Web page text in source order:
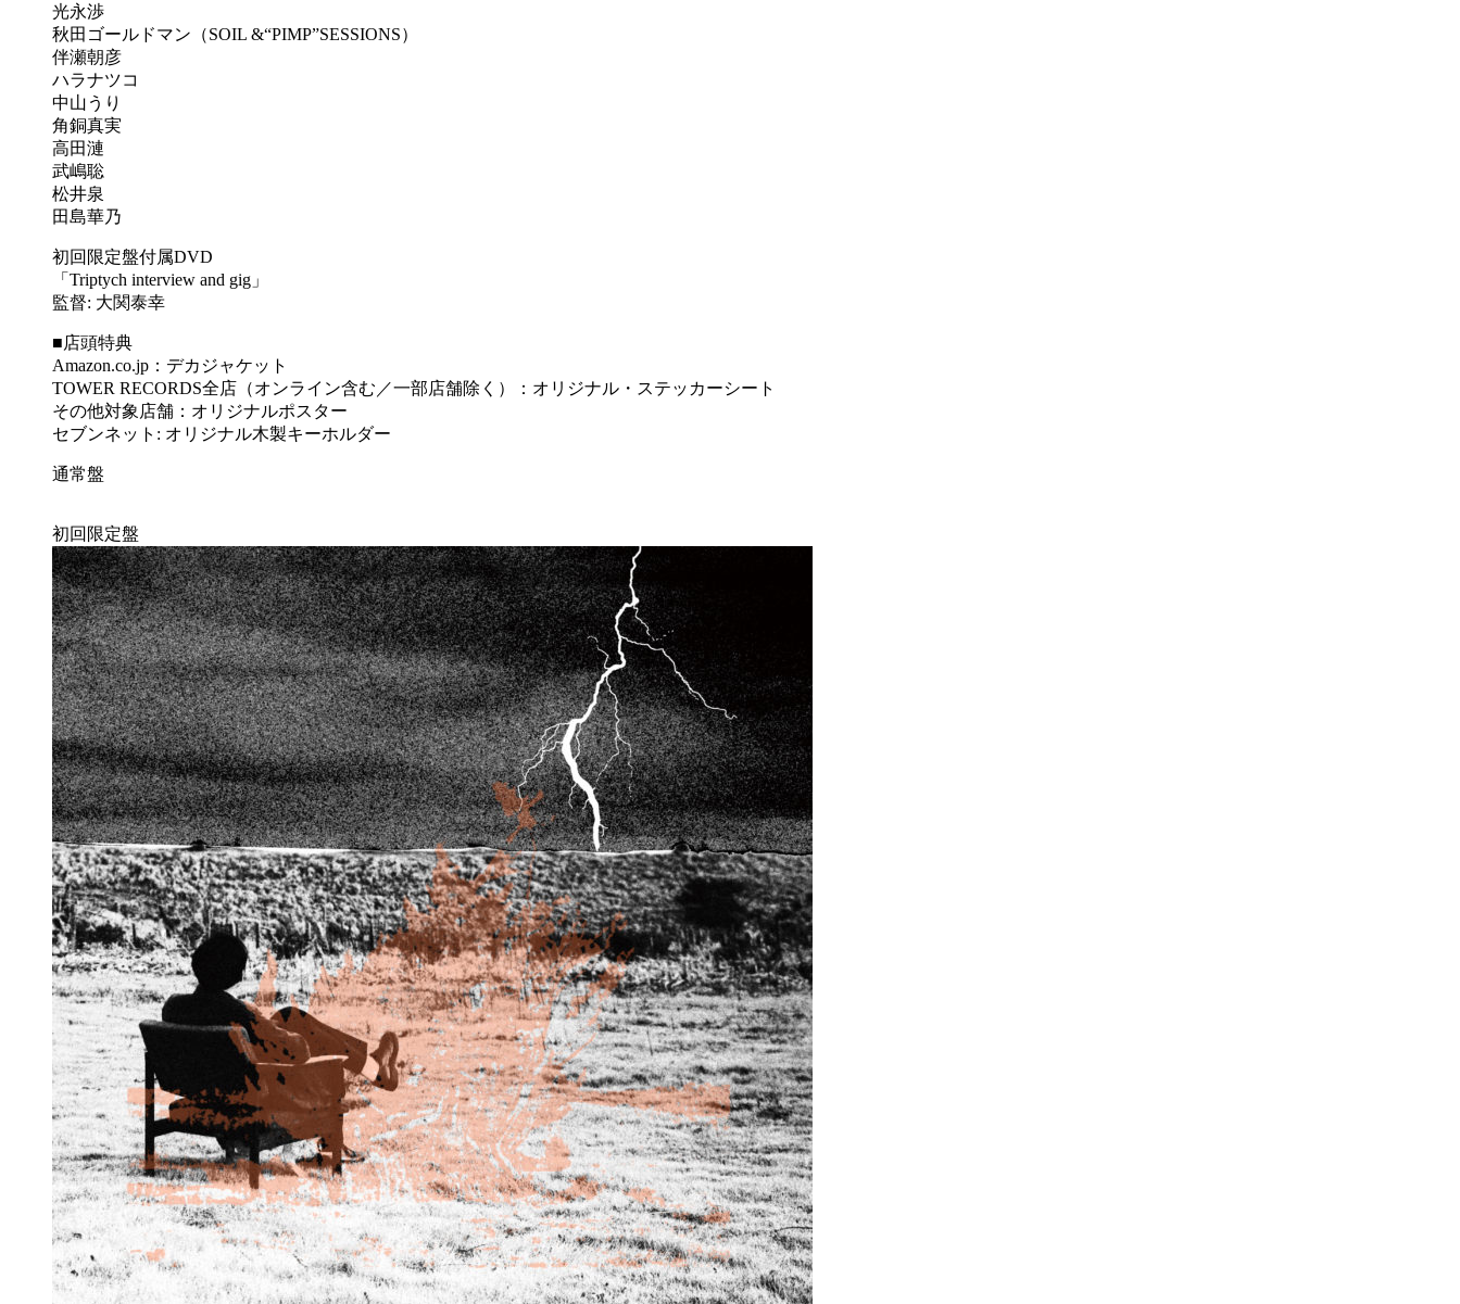
光永渉
秋田ゴールドマン（SOIL &“PIMP”SESSIONS）
伴瀬朝彦
ハラナツコ
中山うり
角銅真実
高田漣
武嶋聡
松井泉
田島華乃
初回限定盤付属DVD
「Triptych interview and gig」
監督: 大関泰幸
■店頭特典
Amazon.co.jp：デカジャケット
TOWER RECORDS全店（オンライン含む／一部店舗除く）：オリジナル・ステッカーシート
その他対象店舗：オリジナルポスター
セブンネット: オリジナル木製キーホルダー
通常盤
初回限定盤